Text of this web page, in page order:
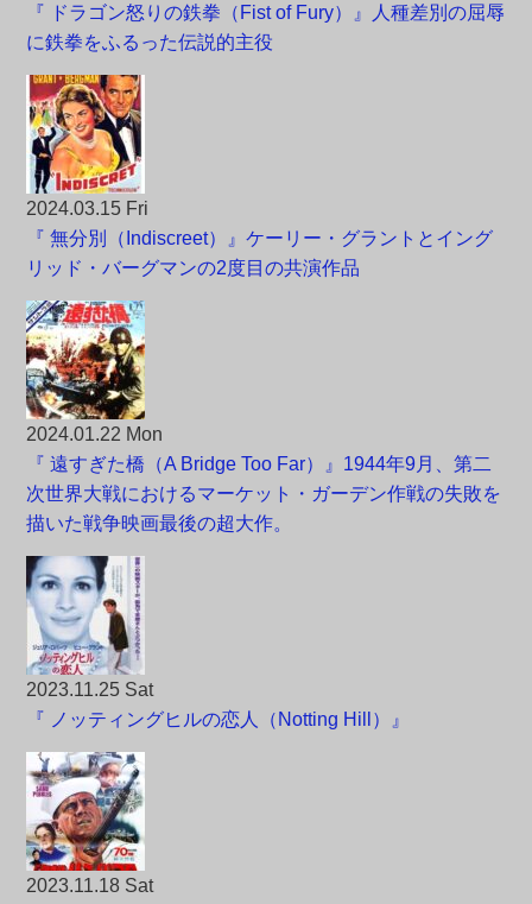
『 ドラゴン怒りの鉄拳（Fist of Fury）』人種差別の屈辱
に鉄拳をふるった伝説的主役
2024.03.15 Fri
『 無分別（Indiscreet）』ケーリー・グラントとイング
リッド・バーグマンの2度目の共演作品
2024.01.22 Mon
『 遠すぎた橋（A Bridge Too Far）』1944年9月、第二
次世界大戦におけるマーケット・ガーデン作戦の失敗を
描いた戦争映画最後の超大作。
2023.11.25 Sat
『 ノッティングヒルの恋人（Notting Hill）』
2023.11.18 Sat